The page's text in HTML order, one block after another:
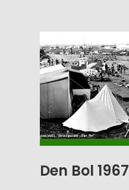
Den Bol 1967